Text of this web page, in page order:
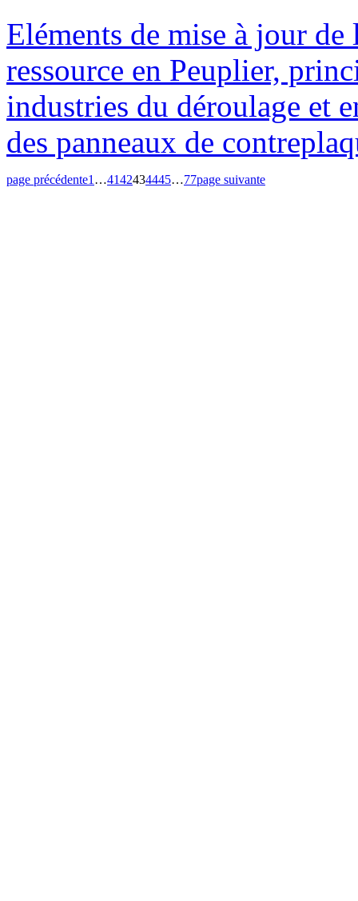
Eléments de mise à jour
ressource en Peuplier,
industries du déroulage et
des panneaux de
page précédente1 …4142434445…77page suivante